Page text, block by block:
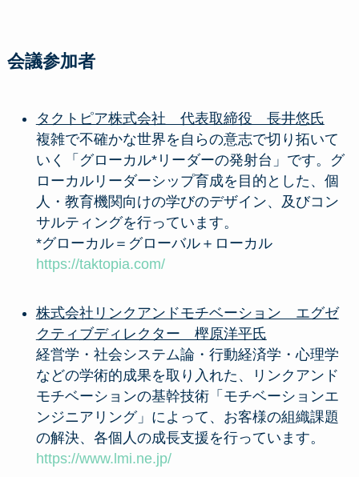
会議参加者
タクトピア株式会社 代表取締役 長井悠氏
複雑で不確かな世界を自らの意志で切り拓いて
いく「グローカル*リーダーの発射台」です。グ
ローカルリーダーシップ育成を目的とした、個
人・教育機関向けの学びのデザイン、及びコン
サルティングを行っています。
*グローカル＝グローバル＋ローカル
https://taktopia.com/
株式会社リンクアンドモチベーション エグゼ
クティブディレクター 樫原洋平氏
経営学・社会システム論・行動経済学・心理学
などの学術的成果を取り入れた、リンクアンド
モチベーションの基幹技術「モチベーションエ
ンジニアリング」によって、お客様の組織課題
の解決、各個人の成長支援を行っています。
https://www.lmi.ne.jp/